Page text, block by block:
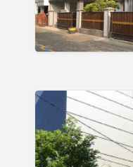
Kost
Daerah
Tropodo
–